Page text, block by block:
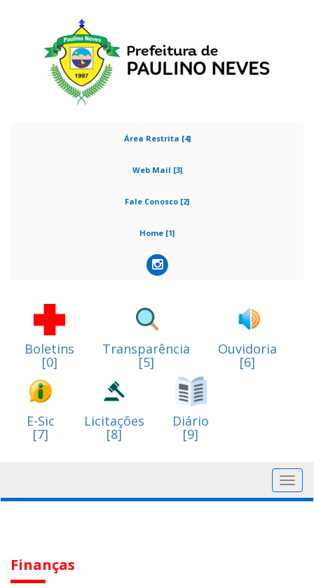
Área Restrita [4]
Web Mail [3]
Fale Conosco [2]
Home [1]
Boletins
[0]
Transparência
[5]
Ouvidoria
[6]
E-Sic
[7]
Licitações
[8]
Diário
[9]
Finanças